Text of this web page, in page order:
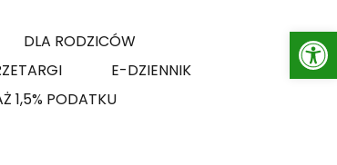
DLA RODZICÓW
E-DZIENNIK
1,5% PODATKU